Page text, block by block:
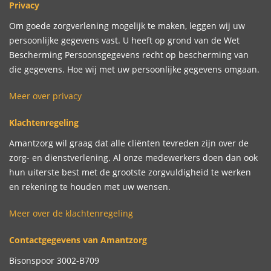
Privacy
Om goede zorgverlening mogelijk te maken, leggen wij uw
persoonlijke gegevens vast. U heeft op grond van de Wet
Bescherming Persoonsgegevens recht op bescherming van
die gegevens. Hoe wij met uw persoonlijke gegevens omgaan.
Meer over privacy
Klachtenregeling
Amantzorg wil graag dat alle cliënten tevreden zijn over de
zorg- en dienstverlening. Al onze medewerkers doen dan ook
hun uiterste best met de grootste zorgvuldigheid te werken
en rekening te houden met uw wensen.
Meer over de klachtenregeling
Contactgegevens van Amantzorg
Bisonspoor 3002-B709